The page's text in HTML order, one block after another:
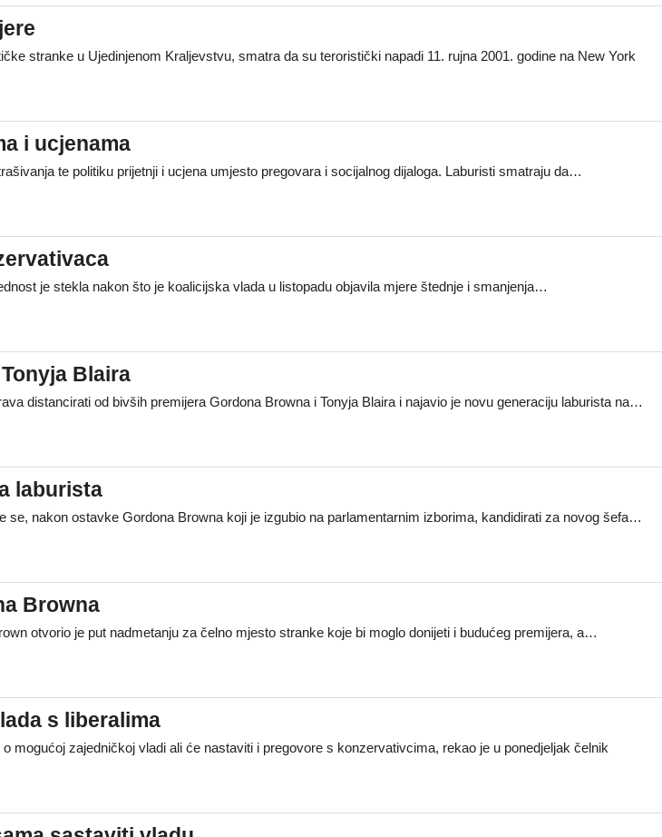
stranke u Ujedinjenom Kraljevstvu, smatra da su teroristički napadi 11. rujna 2001. godine na New York
i ucjenama
te politiku prijetnji i ucjena umjesto pregovara i socijalnog dijaloga. Laburisti smatraju da…
je stekla nakon što je koalicijska vlada u listopadu objavila mjere štednje i smanjenja…
Blaira
distancirati od bivših premijera Gordona Browna i Tonyja Blaira i najavio je novu generaciju laburista na…
laburista
nakon ostavke Gordona Browna koji je izgubio na parlamentarnim izborima, kandidirati za novog šefa…
Browna
otvorio je put nadmetanju za čelno mjesto stranke koje bi moglo donijeti i budućeg premijera, a…
s liberalima
mogućoj zajedničkoj vladi ali će nastaviti i pregovore s konzervativcima, rekao je u ponedjeljak čelnik